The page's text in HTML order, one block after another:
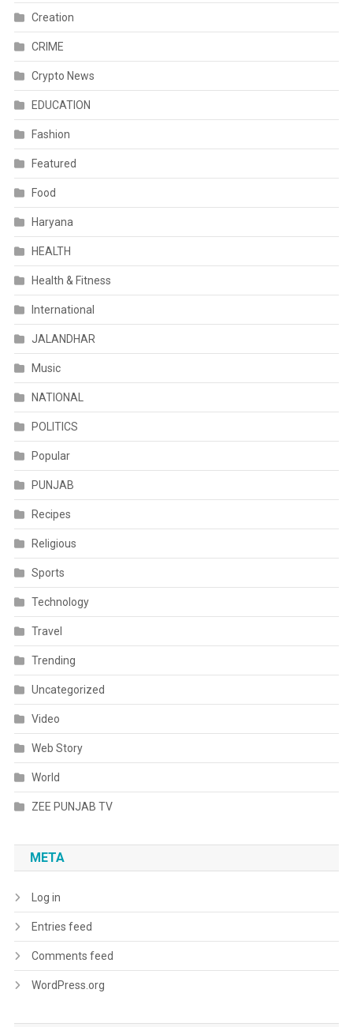
Creation
CRIME
Crypto News
EDUCATION
Fashion
Featured
Food
Haryana
HEALTH
Health & Fitness
International
JALANDHAR
Music
NATIONAL
POLITICS
Popular
PUNJAB
Recipes
Religious
Sports
Technology
Travel
Trending
Uncategorized
Video
Web Story
World
ZEE PUNJAB TV
META
Log in
Entries feed
Comments feed
WordPress.org